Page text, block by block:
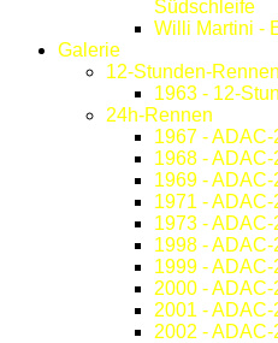
Südschleife
Willi Martini -
Galerie
12-Stunden-Rennen
1963 - 12-
24h-Rennen
1967 -
1968 -
1969 -
1971 -
1973 -
1998 -
1999 -
2000 -
2001 -
2002 -